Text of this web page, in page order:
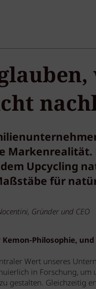
Upcycling
für
Gründer und CEO
Philosophie, und
Wert unseres
in Forschung,
gestalten. Gleichzeitig